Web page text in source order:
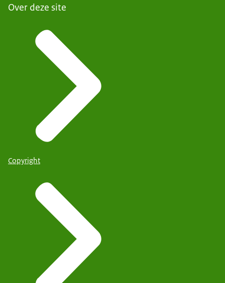
Over deze site
Copyright